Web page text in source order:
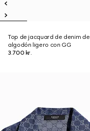
Top de jacquard de denim de
algodón ligero con GG
3.700 kr.